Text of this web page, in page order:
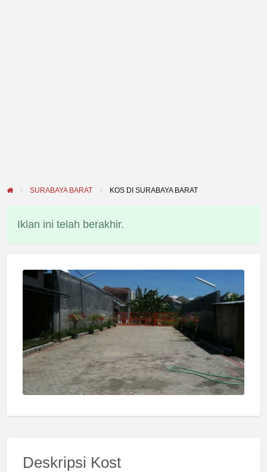
SURABAYA BARAT KOS DI SURABAYA BARAT
Iklan ini telah berakhir.
Deskripsi Kost